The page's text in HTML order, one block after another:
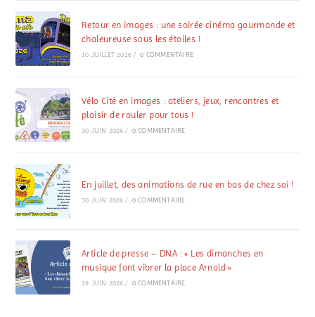
Retour en images : une soirée cinéma gourmande et
chaleureuse sous les étoiles !
10 JUILLET 2026 / 0 COMMENTAIRE
Vélo Cité en images : ateliers, jeux, rencontres et
plaisir de rouler pour tous !
30 JUIN 2026 / 0 COMMENTAIRE
En juillet, des animations de rue en bas de chez soi !
30 JUIN 2026 / 0 COMMENTAIRE
Article de presse – DNA : « Les dimanches en
musique font vibrer la place Arnold »
19 JUIN 2026 / 0 COMMENTAIRE